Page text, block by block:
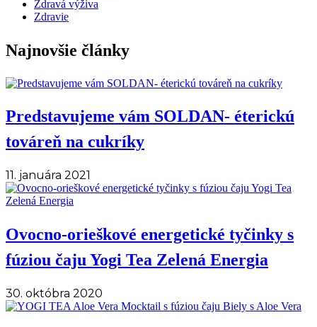
Zdravá výživa
Zdravie
Najnovšie články
Predstavujeme vám SOLDAN- éterickú
továreň na cukríky
11. januára 2021
Ovocno-orieškové energetické tyčinky s
fúziou čaju Yogi Tea Zelená Energia
30. októbra 2020